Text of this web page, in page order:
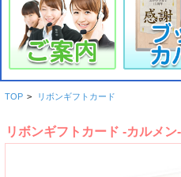
TOP > リボンギフトカード
リボンギフトカード -カルメン